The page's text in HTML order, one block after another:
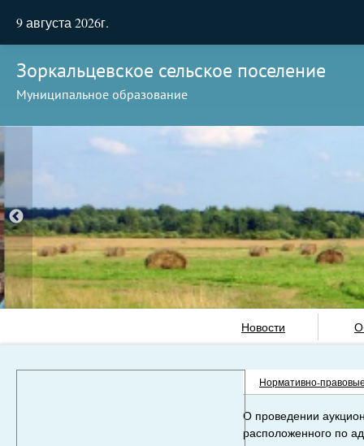
9 августа 2026г.
Зоркальцевское сельское поселение
Муниципальное образование
Новости
Нормативно-
О проведении
расположенного по